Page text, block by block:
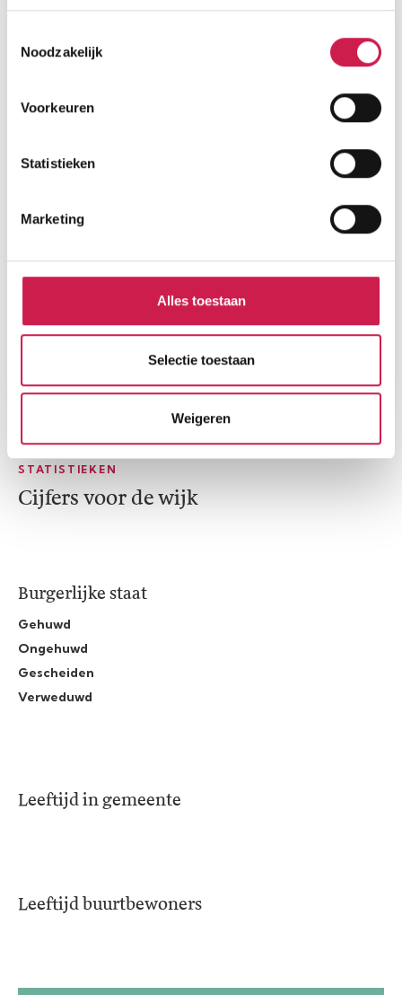
Noodzakelijk
Voorkeuren
Statistieken
Marketing
Alles toestaan
Selectie toestaan
Weigeren
STATISTIEKEN
Cijfers voor de wijk
Burgerlijke staat
Gehuwd
Ongehuwd
Gescheiden
Verweduwd
Leeftijd in gemeente
Leeftijd buurtbewoners